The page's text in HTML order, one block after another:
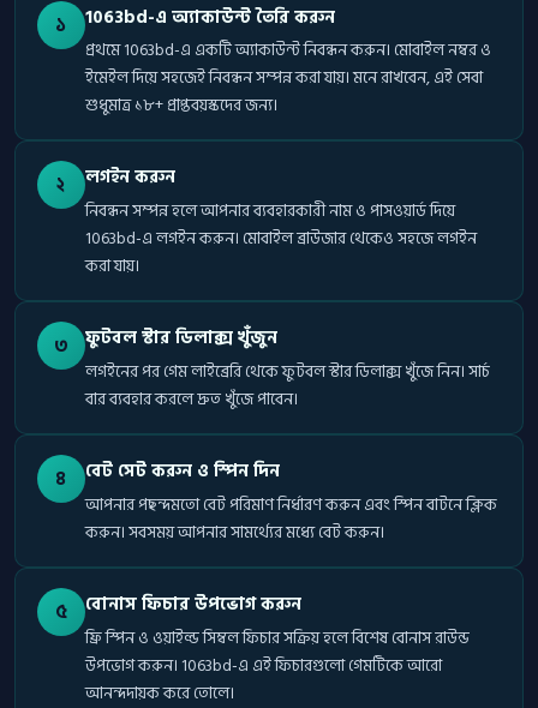
১ 1063bd-এ অ্যাকাউন্ট তৈরি করুন
প্রথমে 1063bd-এ একটি অ্যাকাউন্ট নিবন্ধন করুন। মোবাইল নম্বর ও
ইমেইল দিয়ে সহজেই নিবন্ধন সম্পন্ন করা যায়। মনে রাখবেন, এই সেবা
শুধুমাত্র ১৮+ প্রাপ্তবয়স্কদের জন্য।
২ লগইন করুন
নিবন্ধন সম্পন্ন হলে আপনার ব্যবহারকারী নাম ও পাসওয়ার্ড দিয়ে
1063bd-এ লগইন করুন। মোবাইল ব্রাউজার থেকেও সহজে লগইন
করা যায়।
৩ ফুটবল স্টার ডিলাক্স খুঁজুন
লগইনের পর গেম লাইব্রেরি থেকে ফুটবল স্টার ডিলাক্স খুঁজে নিন। সার্চ
বার ব্যবহার করলে দ্রুত খুঁজে পাবেন।
৪ বেট সেট করুন ও স্পিন দিন
আপনার পছন্দমতো বেট পরিমাণ নির্ধারণ করুন এবং স্পিন বাটনে ক্লিক
করুন। সবসময় আপনার সামর্থ্যের মধ্যে বেট করুন।
৫ বোনাস ফিচার উপভোগ করুন
ফ্রি স্পিন ও ওয়াইল্ড সিম্বল ফিচার সক্রিয় হলে বিশেষ বোনাস রাউন্ড
উপভোগ করুন। 1063bd-এ এই ফিচারগুলো গেমটিকে আরো
আনন্দদায়ক করে তোলে।